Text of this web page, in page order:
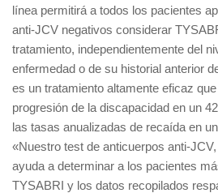
línea permitirá a todos los pacientes
anti-JCV negativos considerar
tratamiento, independientemente del
enfermedad o de su historial anterior
es un tratamiento altamente eficaz
progresión de la discapacidad en un
las tasas anualizadas de recaída en
«Nuestro test de anticuerpos anti-
ayuda a determinar a los pacientes
TYSABRI y los datos recopilados